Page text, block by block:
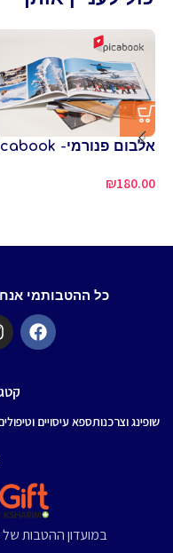
אלבום פנורמי- Picabook
₪180.00
כל ההטבותמי
שופינג וצרכנותספא עיסויים